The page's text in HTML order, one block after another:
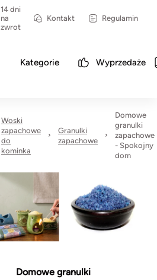
14 dni
na
zwrot
Kontakt Regulamin
Kategorie Wyprzedaże
Woski
zapachowe
do
kominka
Granulki
zapachowe
Domowe
granulki
zapachowe
- Spokojny
dom
Domowe granulki